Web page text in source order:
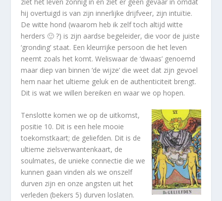
hij overtuigd is van zijn innerlijke drijfveer, zijn intuïtie.
De witte hond (waarom heb ik zelf toch altijd witte
herders 🙂 ?) is zijn aardse begeleider, die voor de juiste
‘gronding’ staat. Een kleurrijke persoon die het leven
neemt zoals het komt. Weliswaar de ‘dwaas’ genoemd
maar diep van binnen ‘de wijze’ die weet dat zijn gevoel
hem naar het ultieme geluk en de authenticiteit brengt.
Dit is wat we willen bereiken en waar we op hopen.
Tenslotte komen we op de uitkomst,
positie 10. Dit is een hele mooie
toekomstkaart; de geliefden. Dit is de
ultieme zielsverwantenkaart, de
soulmates, de unieke connectie die we
kunnen gaan vinden als we onszelf
durven zijn en onze angsten uit het
verleden (bekers 5) durven loslaten.